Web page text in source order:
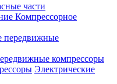
части
Компрессорное
компрессоры
Электрические